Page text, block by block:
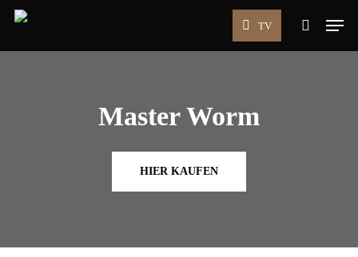
Skip
TV
search
Menu
Master Worm
HIER KAUFEN